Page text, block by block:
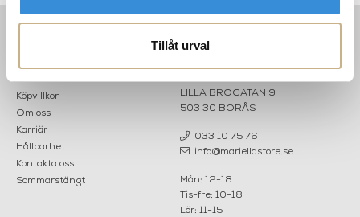
Tillåt urval
Startsidan
Köpvillkor
Om oss
Karriär
Hållbarhet
Kontakta oss
Sommarstängt
LILLA BROGATAN 9
503 30 BORÅS
033 10 75 76
info@mariellastore.se
Mån: 12-18
Tis-fre: 10-18
Lör: 11-15